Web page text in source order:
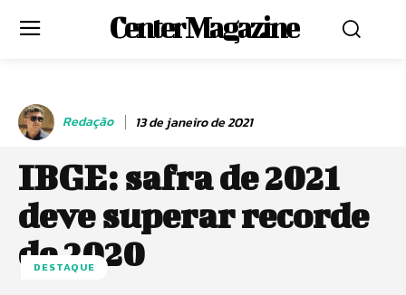
Center Magazine
Redação 13 de janeiro de 2021
IBGE: safra de 2021
deve superar recorde
de 2020
DESTAQUE